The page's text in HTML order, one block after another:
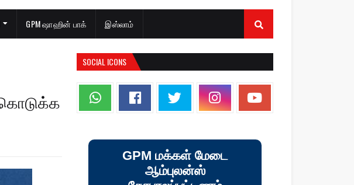
GPM ஷாஹின் பாக் இஸ்லாம்
SOCIAL ICONS
GPM மக்கள் மேடை
ஆம்புலன்ஸ்